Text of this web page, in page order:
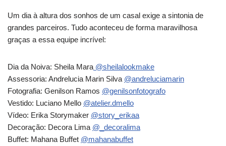
Um dia à altura dos sonhos de um casal exige a sintonia de
grandes parceiros. Tudo aconteceu de forma maravilhosa
graças a essa equipe incrível:
Dia da Noiva: Sheila Mara @sheilalookmake
Assessoria: Andrelucia Marin Silva @andreluciamarin
Fotografia: Genilson Ramos @genilsonfotografo
Vestido: Luciano Mello @atelier.dmello
Vídeo: Erika Storymaker @story_erikaa
Decoração: Decora Lima @_decoralima
Buffet: Mahana Buffet @mahanabuffet